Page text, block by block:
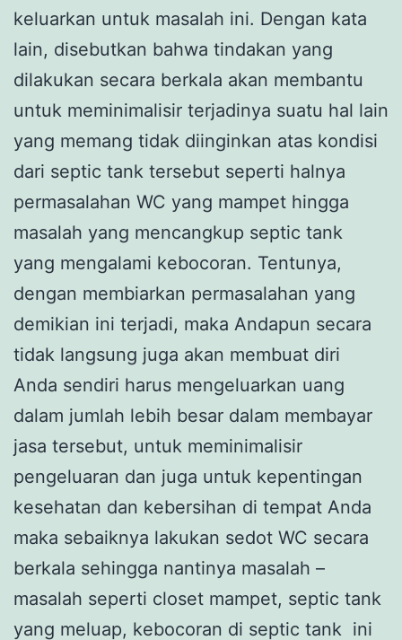
keluarkan untuk masalah ini. Dengan kata
lain, disebutkan bahwa tindakan yang
dilakukan secara berkala akan membantu
untuk meminimalisir terjadinya suatu hal lain
yang memang tidak diinginkan atas kondisi
dari septic tank tersebut seperti halnya
permasalahan WC yang mampet hingga
masalah yang mencangkup septic tank
yang mengalami kebocoran. Tentunya,
dengan membiarkan permasalahan yang
demikian ini terjadi, maka Andapun secara
tidak langsung juga akan membuat diri
Anda sendiri harus mengeluarkan uang
dalam jumlah lebih besar dalam membayar
jasa tersebut, untuk meminimalisir
pengeluaran dan juga untuk kepentingan
kesehatan dan kebersihan di tempat Anda
maka sebaiknya lakukan sedot WC secara
berkala sehingga nantinya masalah –
masalah seperti closet mampet, septic tank
yang meluap, kebocoran di septic tank ini